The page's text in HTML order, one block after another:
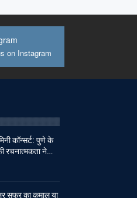
on Instagram
कॉन्सर्ट: पुणे के
रचनात्मकता ने…
सफर का कमाल या